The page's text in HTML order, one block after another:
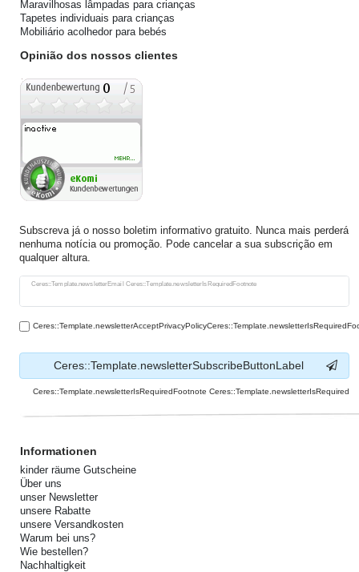
Maravilhosas lâmpadas para crianças
Tapetes individuais para crianças
Mobiliário acolhedor para bebés
Opinião dos nossos clientes
Subscreva já o nosso boletim informativo gratuito. Nunca mais perderá
nenhuma notícia ou promoção. Pode cancelar a sua subscrição em
qualquer altura.
Ceres::Template.newsletterEmail Ceres::Template.newsletterIsRequiredFootnote
Ceres::Template.newsletterHoneypotLabel
Ceres::Template.newsletterSubscribeButtonLabel
Ceres::Template.newsletterIsRequiredFootnote Ceres::Template.newsletterIsRequired
Informationen
kinder räume Gutscheine
Über uns
unser Newsletter
unsere Rabatte
unsere Versandkosten
Warum bei uns?
Wie bestellen?
Nachhaltigkeit